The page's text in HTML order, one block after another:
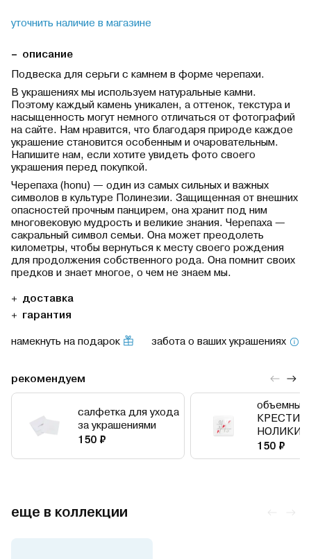
уточнить наличие в магазине
описание
Подвеска для серьги с камнем в форме черепахи.
В украшениях мы используем натуральные камни.
Поэтому каждый камень уникален, а оттенок, текстура и
насыщенность могут немного отличаться от фотографий
на сайте. Нам нравится, что благодаря природе каждое
украшение становится особенным и очаровательным.
Напишите нам, если хотите увидеть фото своего
украшения перед покупкой.
Черепаха (honu) — один из самых сильных и важных
символов в культуре Полинезии. Защищенная от внешних
опасностей прочным панцирем, она хранит под ним
многовековую мудрость и великие знания. Черепаха —
сакральный символ семьи. Она может преодолеть
километры, чтобы вернуться к месту своего рождения
для продолжения собственного рода. Она помнит своих
предков и знает многое, о чем не знаем мы.
доставка
гарантия
намекнуть на подарок
забота о ваших украшениях
рекомендуем
салфетка для ухода
за украшениями
150 ₽
объемный
НОЛИКИ
150 ₽
еще в коллекции